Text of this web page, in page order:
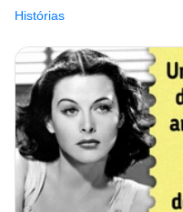
Histórias
lapso de atenção, acabar
vergonhosa, mas que pode
quando nos lembramos do